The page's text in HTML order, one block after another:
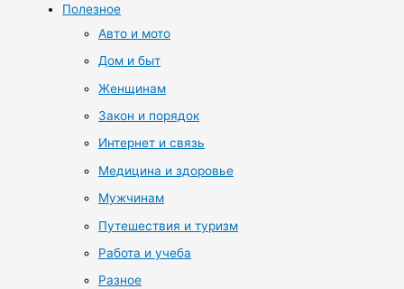
Полезное
Авто и мото
Дом и быт
Женщинам
Закон и порядок
Интернет и связь
Медицина и здоровье
Мужчинам
Путешествия и туризм
Работа и учеба
Разное